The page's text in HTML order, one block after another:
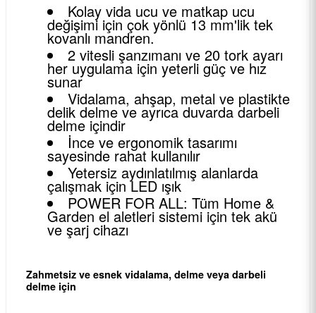
Kolay vida ucu ve matkap ucu
değişimi için çok yönlü 13 mm'lik tek
kovanlı mandren.
2 vitesli şanzımanı ve 20 tork ayarı
her uygulama için yeterli güç ve hız
sunar
Vidalama, ahşap, metal ve plastikte
delik delme ve ayrıca duvarda darbeli
delme içindir
İnce ve ergonomik tasarımı
sayesinde rahat kullanılır
Yetersiz aydınlatılmış alanlarda
çalışmak için LED ışık
POWER FOR ALL: Tüm Home &
Garden el aletleri sistemi için tek akü
ve şarj cihazı
Zahmetsiz ve esnek vidalama, delme veya darbeli
delme için